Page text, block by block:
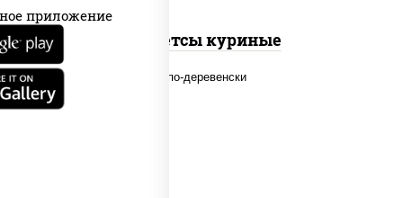
приложение
Наггетсы куриные